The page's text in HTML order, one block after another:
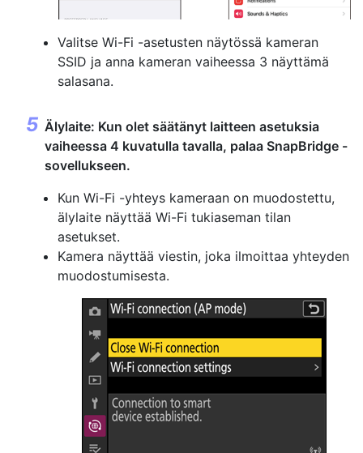
Valitse Wi-Fi -asetusten näytössä kameran
SSID ja anna kameran vaiheessa 3 näyttämä
salasana.
Älylaite: Kun olet säätänyt laitteen asetuksia
vaiheessa 4 kuvatulla tavalla, palaa SnapBridge -
sovellukseen.
Kun Wi-Fi -yhteys kameraan on muodostettu,
älylaite näyttää Wi-Fi tukiaseman tilan
asetukset.
Kamera näyttää viestin, joka ilmoittaa yhteyden
muodostumisesta.